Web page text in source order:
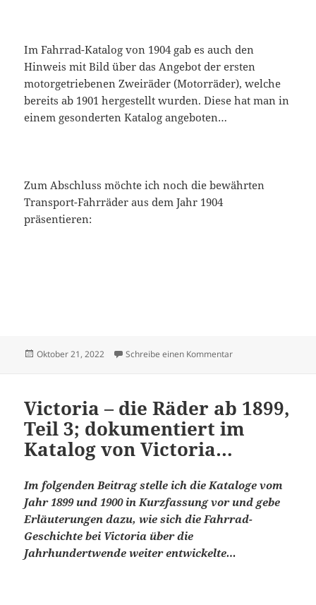
Im Fahrrad-Katalog von 1904 gab es auch den
Hinweis mit Bild über das Angebot der ersten
motorgetriebenen Zweiräder (Motorräder), welche
bereits ab 1901 hergestellt wurden. Diese hat man in
einem gesonderten Katalog angeboten…
Zum Abschluss möchte ich noch die bewährten
Transport-Fahrräder aus dem Jahr 1904
präsentieren:
Veröffentlicht
Oktober 21, 2022 Schreibe einen Kommentarzu Victoria – die
Victoria – die Räder ab 1899,
Teil 3; dokumentiert im
Katalog von Victoria…
Im folgenden Beitrag stelle ich die Kataloge vom
Jahr 1899 und 1900 in Kurzfassung vor und gebe
Erläuterungen dazu, wie sich die Fahrrad-
Geschichte bei Victoria über die
Jahrhundertwende weiter entwickelte…